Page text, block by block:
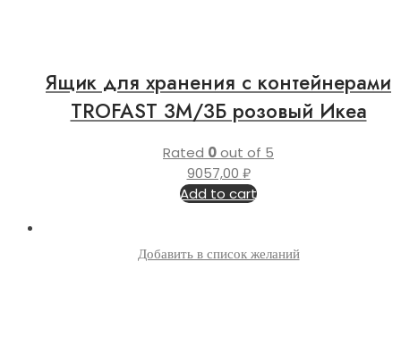
Ящик для хранения с контейнерами
TROFAST 3М/3Б розовый Икеа
Rated 0out of 5
9057,00 ₽
Add to cart
Добавить в список желаний